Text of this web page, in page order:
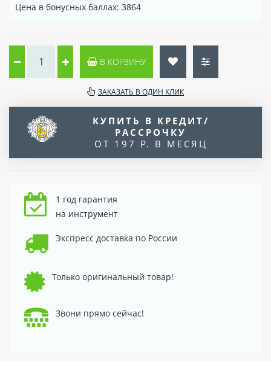
Цена в бонусных баллах: 3864
В КОРЗИНУ
ЗАКАЗАТЬ В ОДИН КЛИК
КУПИТЬ В КРЕДИТ/
РАССРОЧКУ
ОТ 197 Р. В МЕСЯЦ
1 год гарантия
на инструмент
Экспресс доставка по России
Только оригинальный товар!
Звони прямо сейчас!